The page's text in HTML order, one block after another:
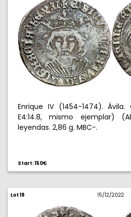
Enrique IV (1454-1474). Ávila.
E4:14.8, mismo ejemplar)
leyendas. 2,86 g. MBC-.
Start: 150€
Lot 19 15/12/2022